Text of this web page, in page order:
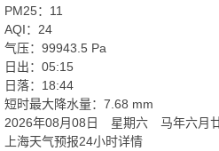
PM25：11
AQI：24
气压：99943.5 Pa
日出：05:15
日落：18:44
短时最大降水量：7.68 mm
2026年08月08日 星期六 马年六月
上海天气预报24小时详情